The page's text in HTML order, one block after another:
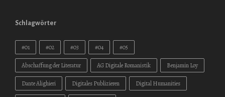
Schlagwörter
#01 #02 #03 #04 #05
Abschaffung der Literatur AG Digitale Romanistik Benjamin Loy
Dante Alighieri Digitales Publizieren Digital Humanities